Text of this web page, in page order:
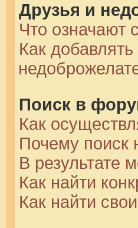
Друзья и
Что означают
Как
Поиск в
Как
Почему поиск
В результате
Как найти
Как найти